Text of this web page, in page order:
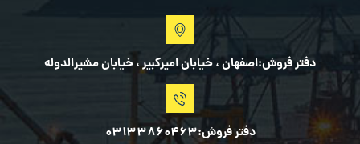
دفتر فروش:اصفهان ، خیابان امیرکبیر ، خیابان مشیرالدوله
دفتر فروش:03133860463